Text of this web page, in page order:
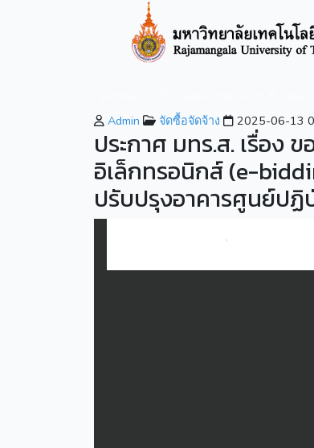
Admin จัดซื้อจัดจ้าง 2025-06-13
ประกาศ มทร.ส. เรื่อง
อิเล็กทรอนิกส์ (e-
ปรับปรุงอาคารศูนย์ปฏิ